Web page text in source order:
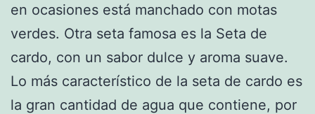
en ocasiones está manchado con motas
verdes. Otra seta famosa es la Seta de
cardo, con un sabor dulce y aroma suave.
Lo más característico de la seta de cardo es
la gran cantidad de agua que contiene, por